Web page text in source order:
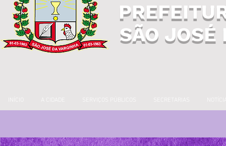
SÃO JOSÉ
A CIDADE SECRETARIAS